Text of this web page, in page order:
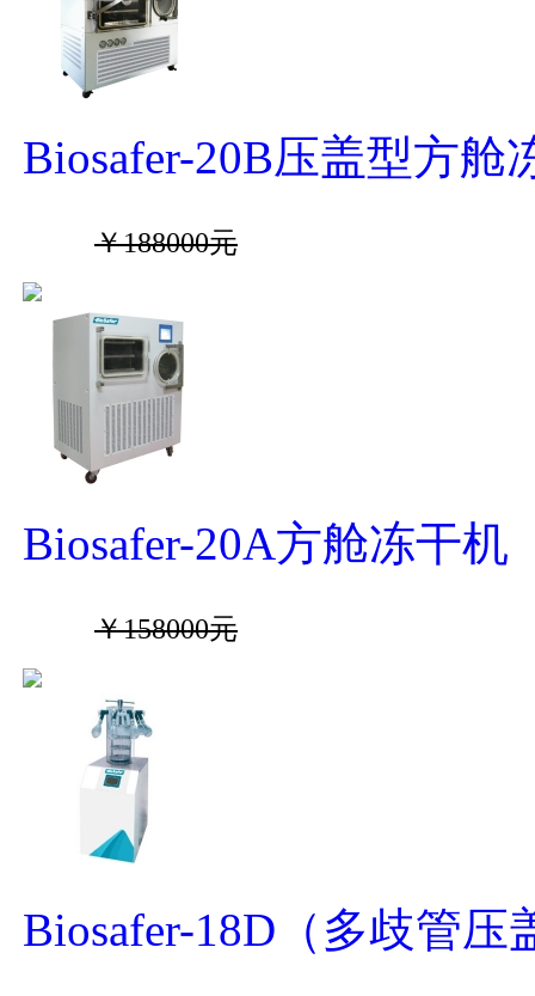
Biosafer-20B压盖型方舱
￥188000元
Biosafer-20A方舱冻干机
￥158000元
Biosafer-18D（多歧管